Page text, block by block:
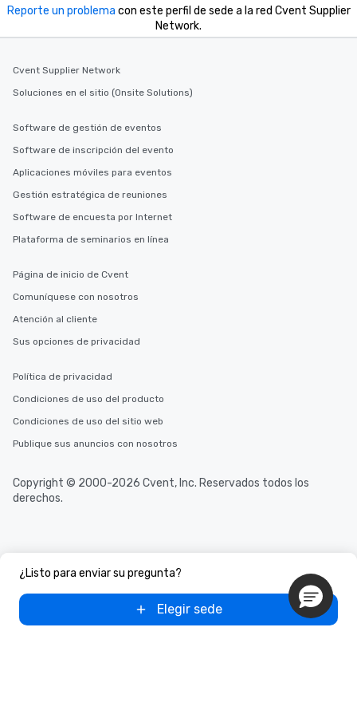
¿Listo para enviar su pregunta?
Elegir sede
Reporte un problema con este perfil de sede a la red Cvent Supplier
Network.
Cvent Supplier Network
Soluciones en el sitio (Onsite Solutions)
Software de gestión de eventos
Software de inscripción del evento
Aplicaciones móviles para eventos
Gestión estratégica de reuniones
Software de encuesta por Internet
Plataforma de seminarios en línea
Página de inicio de Cvent
Comuníquese con nosotros
Atención al cliente
Sus opciones de privacidad
Política de privacidad
Condiciones de uso del producto
Condiciones de uso del sitio web
Publique sus anuncios con nosotros
Copyright © 2000-2026 Cvent, Inc. Reservados todos los
derechos.